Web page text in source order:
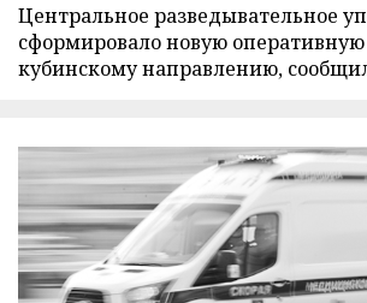
Центральное разведывательное
сформировало новую оперативную
кубинскому направлению,